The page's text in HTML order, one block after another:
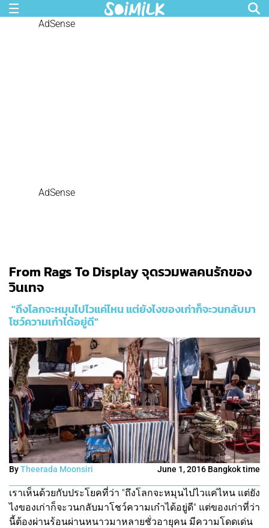
AdSense
AdSense
From Rags To Display จุดรวมพลคนรักของ
วินเทจ
"ถึงโลกจะหมุนไปไวแค่ไหน แต่ยังไงของเก่าก็จะวนกลับมา
โชว์ความเก๋าได้อยู่ดี"
ByTheerada Moonsiri June 1, 2016 Bangkok time
เราเห็นด้วยกับประโยคที่ว่า "ถึงโลกจะหมุนไปไวแค่ไหน แต่ยัง
ไงของเก่าก็จะวนกลับมาโชว์ความเก๋าได้อยู่ดี" แต่ของเก่าที่ว่า
นี้ต้องผ่านร้อนผ่านหนาวมาหลายชั่วอายุคน มีความโดดเด่น